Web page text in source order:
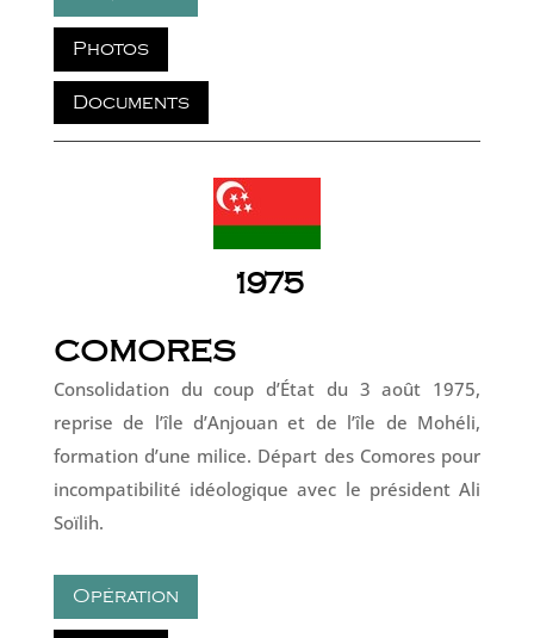
Photos
Documents
1975
COMORES
Consolidation du coup d’État du 3 août 1975,
reprise de l’île d’Anjouan et de l’île de Mohéli,
formation d’une milice. Départ des Comores pour
incompatibilité idéologique avec le président Ali
Soïlih.
Opération